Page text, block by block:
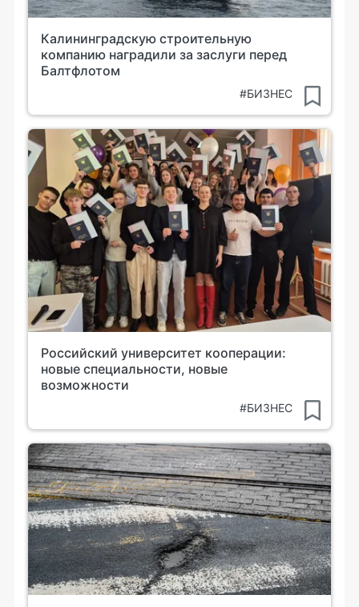
Калининградскую строительную
компанию наградили за заслуги перед
Балтфлотом
#БИЗНЕС
Российский университет кооперации:
новые специальности, новые
возможности
#БИЗНЕС